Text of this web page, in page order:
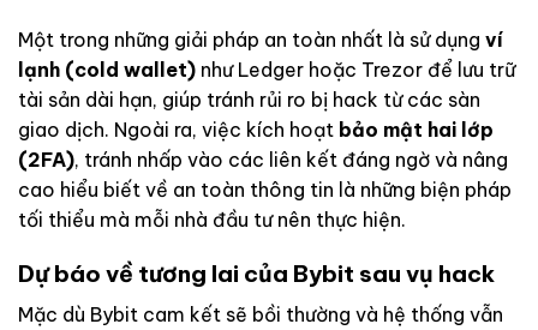
Một trong những giải pháp an toàn nhất là sử dụng ví
lạnh (cold wallet) như Ledger hoặc Trezor để lưu trữ
tài sản dài hạn, giúp tránh rủi ro bị hack từ các sàn
giao dịch. Ngoài ra, việc kích hoạt bảo mật hai lớp
(2FA), tránh nhấp vào các liên kết đáng ngờ và nâng
cao hiểu biết về an toàn thông tin là những biện pháp
tối thiểu mà mỗi nhà đầu tư nên thực hiện.
Dự báo về tương lai của Bybit sau vụ hack
Mặc dù Bybit cam kết sẽ bồi thường và hệ thống vẫn